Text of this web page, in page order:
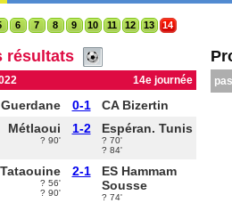
6 7 8 9 10 11 12 13 14
résultats
14e journée
0-1 CA Bizertin
Métlaoui
? 90'
1-2 Espéran. Tunis
? 70'
? 84'
? 56'
? 90'
2-1
ES Hammam
Sousse
? 74'